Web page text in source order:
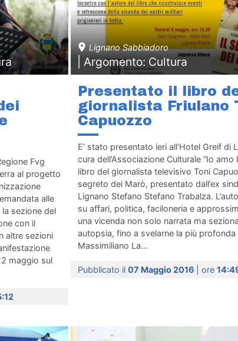
Fvg
al progetto
alle
sezione del
con il
altre sezioni
maggio sul
Lignano Sabbiadoro
| Argomento: Cultura
Presentato il libro
giornalista Friulano
Capuozzo
E’ stato presentato ieri all’Hotel Greif di
cura dell’Associazione Culturale “Io amo
libro del giornalista televisivo Toni
segreto dei Marò, presentato dall’ex
Lignano Stefano Stefano Trabalza.
su affari, politica, faciloneria e
una vicenda non solo narrata ma
autopsia, fino a svelarne la più profonda
Massimiliano La...
Pubblicato il 07 Maggio 2016 | ore